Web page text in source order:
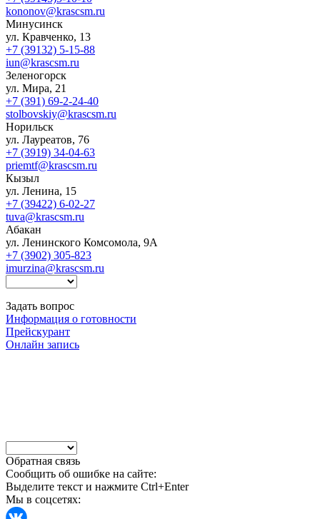
kononov@krascsm.ru
Минусинск
ул. Кравченко, 13
+7 (39132) 5-15-88
iun@krascsm.ru
Зеленогорск
ул. Мира, 21
+7 (391) 69-2-24-40
stolbovskiy@krascsm.ru
Норильск
ул. Лауреатов, 76
+7 (3919) 34-04-63
priemtf@krascsm.ru
Кызыл
ул. Ленина, 15
+7 (39422) 6-02-27
tuva@krascsm.ru
Абакан
ул. Ленинского Комсомола, 9А
+7 (3902) 305-823
imurzina@krascsm.ru
Задать вопрос
Информация о готовности
Прейскурант
Онлайн запись
Обратная связь
Сообщить об ошибке на сайте:
Выделите текст и нажмите Ctrl+Enter
Мы в соцсетях: